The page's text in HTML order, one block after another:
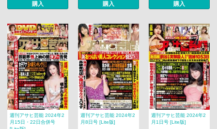
購入 購入 購入
週刊アサヒ芸能 2024年2
月15日・22日合併号
週刊アサヒ芸能 2024年2
月8日号 [Lite版]
週刊アサヒ芸能 2024年2
月1日号 [Lite版]